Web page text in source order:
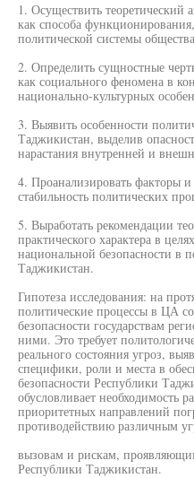
1. Осуществить теоретический
как способа
политической системы
2. Определить сущностные
как социального феномена в
национально-культурных
3. Выявить особенности
Таджикистан, выделив
нарастания внутренней и
4. Проанализировать факторы
стабильность политических
5. Выработать рекомендации
практического характера в
национальной безопасности в
Таджикистан.
Гипотеза исследования: на
политические процессы в ЦА
безопасности государствам
ними. Это требует
реального состояния угроз,
специфики, роли и места в
безопасности Республики
обусловливает необходимость
приоритетных направлений
противодействию различным
вызовам и рискам,
Республики Таджикистан.